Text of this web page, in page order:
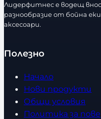
т
в
Лидерфитнес е водещ
разнообразие от бойна
аксесоари.
Полезно
Начало
Нови продукти
Общи условия
Политика за